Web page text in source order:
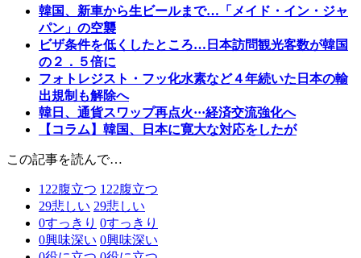
韓国、新車から生ビールまで…「メイド・イン・ジャ
パン」の空襲
ビザ条件を低くしたところ…日本訪問観光客数が韓国
の２．５倍に
フォトレジスト・フッ化水素など４年続いた日本の輸
出規制も解除へ
韓日、通貨スワップ再点火···経済交流強化へ
【コラム】韓国、日本に寛大な対応をしたが
この記事を読んで…
122腹立つ 122腹立つ
29悲しい 29悲しい
0すっきり 0すっきり
0興味深い 0興味深い